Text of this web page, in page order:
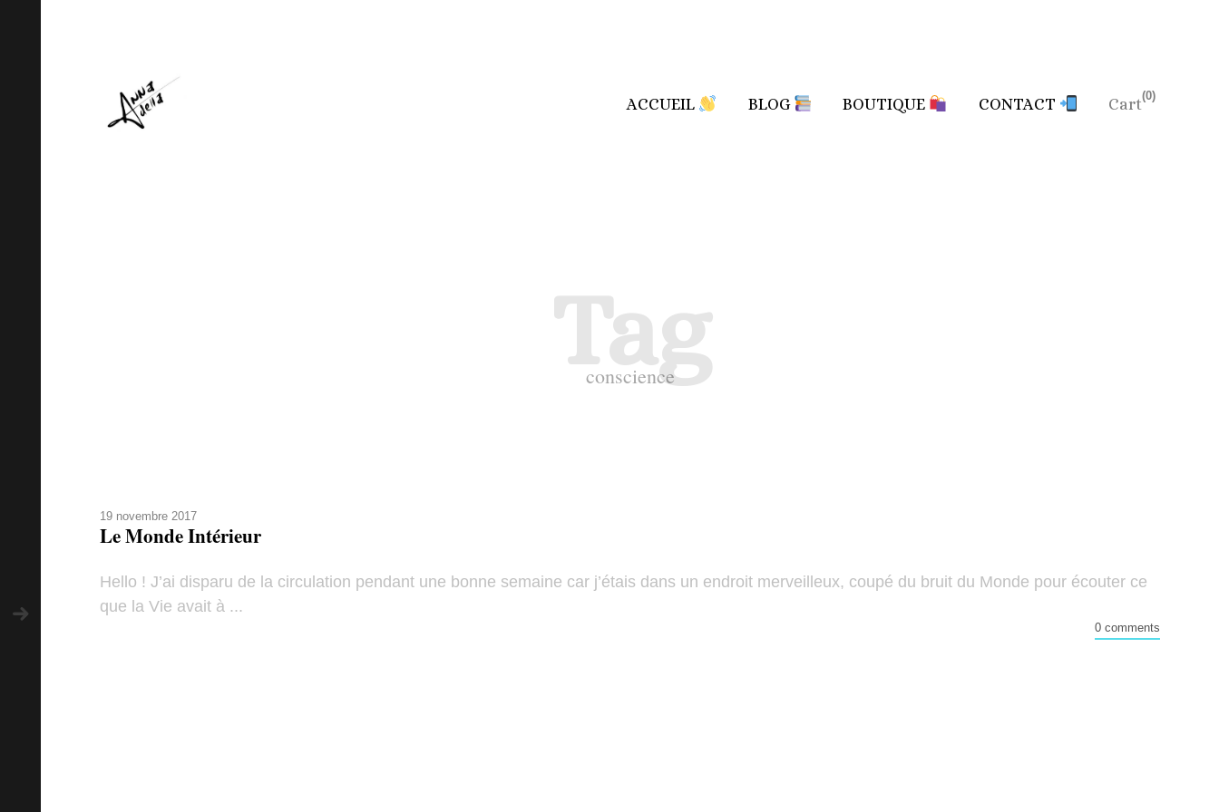
ACCUEIL BLOG BOUTIQUE CONTACT Cart 0
Tag
conscience
19 novembre 2017
Le Monde Intérieur
Hello ! J’ai disparu de la circulation pendant une bonne semaine car j’étais dans un endroit merveilleux, coupé du bruit du Monde pour écouter ce
que la Vie avait à ...
0 comments